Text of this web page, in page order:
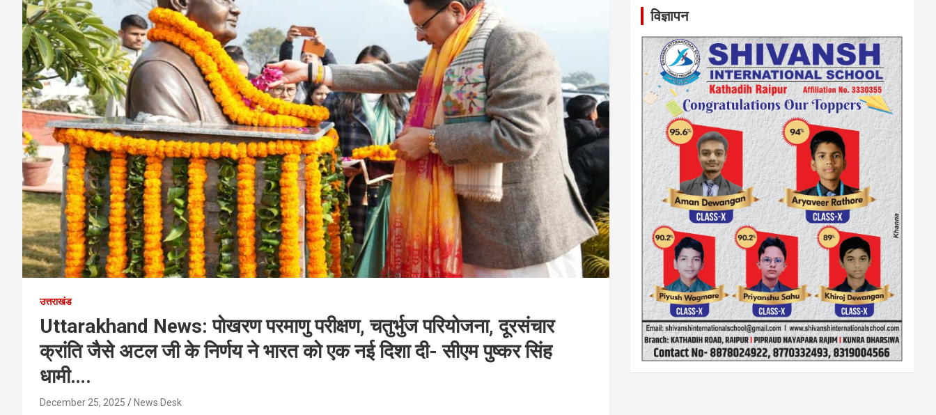
उत्तराखंड
Uttarakhand News: पोखरण परमाणु परीक्षण, चतुर्भुज परियोजना, दूरसंचार
क्रांति जैसे अटल जी के निर्णय ने भारत को एक नई दिशा दी- सीएम पुष्कर सिंह
धामी….
December 25, 2025 News Desk
विज्ञापन